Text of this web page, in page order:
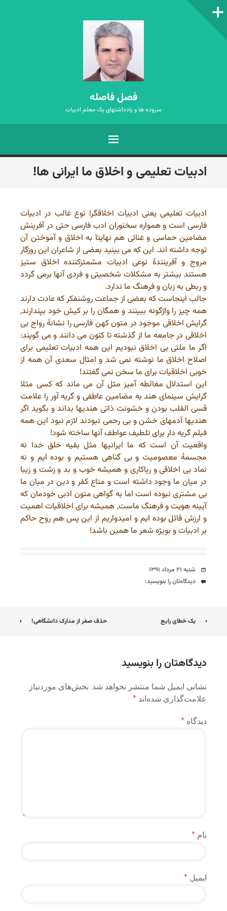
ستون‌کناری
فصل فاصله
سروده ها و یادداشتهای یک معلم ادبیات
فهرست
رفتن
به
ادبیات تعلیمی و اخلاق ما ایرانی ها!
ادبیات تعلیمی یعنی ادبیات اخلاقگرا نوع غالب در ادبیات
فارسی است و همواره سخنوران ادب فارسی حتی در آفرینش
مضامین حماسی و غنائی هم نهایتا به اخلاق و آموختن آن
توجه داشته اند. این که می بینید بعضی از شاعران این روزگار
مروج و آفرینندۀ نوعی ادبیات مشمئزکننده اخلاق ستیز
هستند بیشتر به مشکلات شخصیتی و فردی آنها برمی گردد
و ربطی به زبان و فرهنگ ما ندارد.
جالب اینجاست که بعضی از جماعت روشنفکر که عادت دارند
همه چیز را واژگونه ببینند و همگان را بر کیش خود بپندارند,
گرایش اخلاقی موجود در متون کهن فارسی را نشانۀ رواج بی
اخلاقی در جامعه ما از گذشته تا کنون می دانند و می گویند:
اگر ما ملتی بی اخلاق نبودیم این همه ادبیات تعلیمی برای
اصلاح اخلاق ما نوشته نمی شد و امثال سعدی آن همه از
خوبی اخلاقیات برای ما سخن نمی گفتند!
این استدلال مغالطه آمیز مثل آن می ماند که کسی مثلا
گرایش سینمای هند به مضامین عاطفی و گریه آور را علامت
قسی القلب بودن و خشونت ذاتی هندیها بداند و بگوید اگر
هندیها آدمهای خشن و بی رحمی نبودند لازم نبود این همه
فیلم گریه دار برای تلطیف عواطف آنها ساخته شود!
واقعیت آن است که ما ایرانیها مثل بقیه خلق خدا نه
مجسمۀ معصومیت و بی گناهی هستیم و بوده ایم و نه
نماد بی اخلاقی و ریاکاری و همیشه خوب و بد و زشت و زیبا
در میان ما وجود داشته است و متاع کفر و دین در میان ما
بی مشتری نبوده است اما به گواهی متون ادبی خودمان که
آیینه هویت و فرهنگ ماست, همیشه برای اخلاقیات اهمیت
و ارزش قائل بوده ایم و امیدواریم از این پس هم روح حاکم
بر ادبیات و بویژه شعر ما همین باشد!
تاریخ
شنبه ۲۱ مرداد ۱۳۹۱
دیدگاه‌ها
دیدگاه‌تان را بنویسید:
ناوبری
یک خطای رایج حذف صفر از مدارک دانشگاهی!
دیدگاهتان را بنویسید
نشانی ایمیل شما منتشر نخواهد شد. بخش‌های موردنیاز
علامت‌گذاری شده‌اند *
دیدگاه *
نام *
ایمیل *